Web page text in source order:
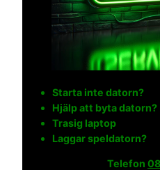
Starta inte datorn?
Hjälp att byta datorn?
Trasig laptop
Laggar speldatorn?
Telefon